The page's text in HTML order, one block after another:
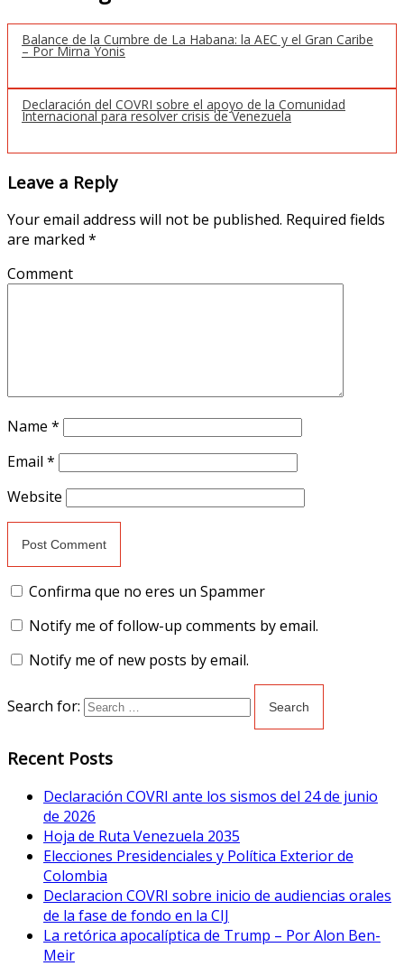
Balance de la Cumbre de La Habana: la AEC y el Gran Caribe
– Por Mirna Yonis
Declaración del COVRI sobre el apoyo de la Comunidad
Internacional para resolver crisis de Venezuela
Leave a Reply
Your email address will not be published. Required fields
are marked *
Comment
Name *
Email *
Website
Confirma que no eres un Spammer
Notify me of follow-up comments by email.
Notify me of new posts by email.
Search for:
Recent Posts
Declaración COVRI ante los sismos del 24 de junio
de 2026
Hoja de Ruta Venezuela 2035
Elecciones Presidenciales y Política Exterior de
Colombia
Declaracion COVRI sobre inicio de audiencias orales
de la fase de fondo en la CIJ
La retórica apocalíptica de Trump – Por Alon Ben-
Meir